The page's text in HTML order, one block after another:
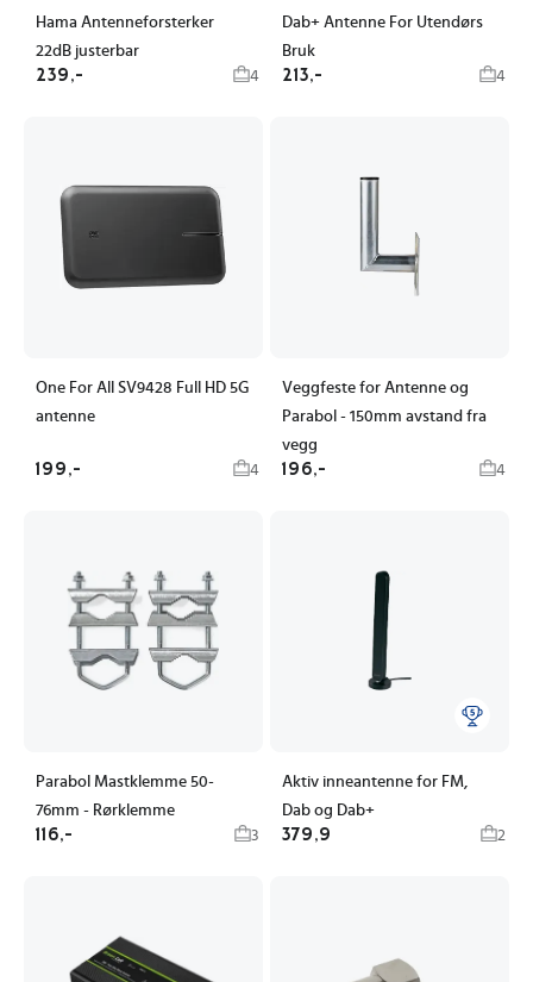
Hama Antenneforsterker
22dB justerbar
239,- 4
Dab+ Antenne For Utendørs
Bruk
213,- 4
One For All SV9428 Full HD 5G
antenne
199,- 4
Veggfeste for Antenne og
Parabol - 150mm avstand fra
vegg
196,- 4
Parabol Mastklemme 50-
76mm - Rørklemme
116,- 3
Aktiv inneantenne for FM,
Dab og Dab+
379,9 2